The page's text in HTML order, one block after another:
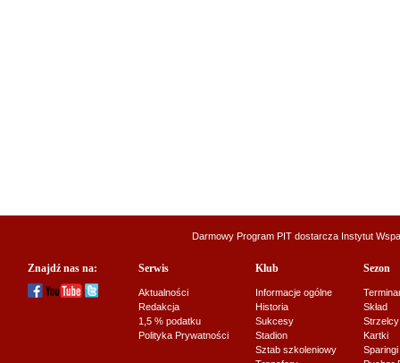
Darmowy Program PIT dostarcza Instytut
Znajdź nas na: Serwis
Aktualności
Redakcja
1,5 % podatku
Polityka Prywatności
Klub
Informacje ogólne
Historia
Sukcesy
Stadion
Sztab szkoleniowy
Sezon
Skład
Strzelcy
Kartki
Sparingi